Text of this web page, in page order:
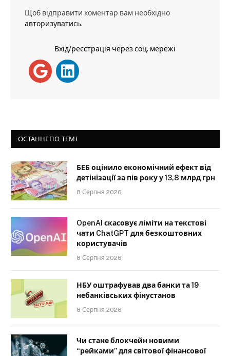
Щоб відправити коментар вам необхідно
авторизуватись.
Вхід/реєстрація через соц. мережі
ОСТАННІ ПО ТЕМІ
БЕБ оцінило економічний ефект від
детінізації за пів року у 13,8 млрд грн
8 Серпня 2026
OpenAI скасовує ліміти на текстові
чати ChatGPT для безкоштовних
користувачів
8 Серпня 2026
НБУ оштрафував два банки та 19
небанківських фінустанов
8 Серпня 2026
Чи стане блокчейн новими
“рейками” для світової фінансової